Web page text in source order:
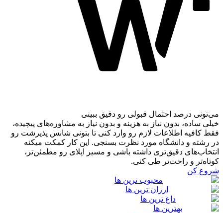
می‌تونی درصد احتمال قبولی رو دقیق ببینی
خیلی ساده، بدون نیاز به هزینه و بدون نیاز به مشاوره‌های پیچیده،
فقط کافیه اطلاعات لازم رو وارد کنی تا بتونی شانس پذیرشت رو
در رشته و دانشگاه مورد نظرت بسنجی. این کار کمکت میکنه
انتخاب‌های دقیق‌تری داشته باشی و مسیر اپلای رو مطمئن‌تر،
کوتاه‌تر و راحت‌تر طی کنی.
شروع کن
محبوب ترین ها
ارزان ترین ها
داغ ترین ها
بهترین ها